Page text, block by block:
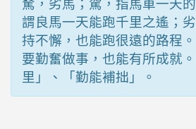
謂良馬一天能跑千里之遙；
持不懈，也能跑很遠的路程
要勤奮做事，也能有所成就
里」、「勤能補拙」。